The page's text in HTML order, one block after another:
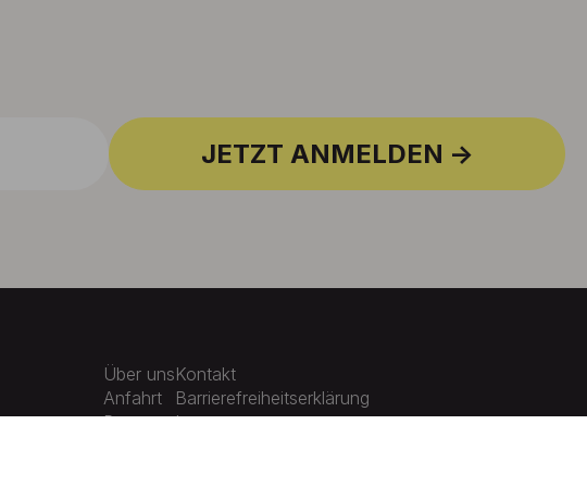
JETZT ANMELDEN
Über uns
Anfahrt
Presse
Kontakt
Barrierefreiheitserklärung
Impressum